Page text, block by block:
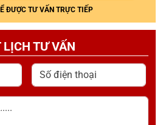
ĐƯỢC TƯ VẤN TRỰC TIẾP
LỊCH TƯ VẤN
Số điện thoại